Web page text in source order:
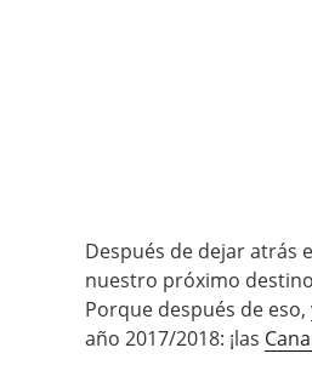
Después de dejar atrás
nuestro próximo
Porque después de
año 2017/2018: ¡las